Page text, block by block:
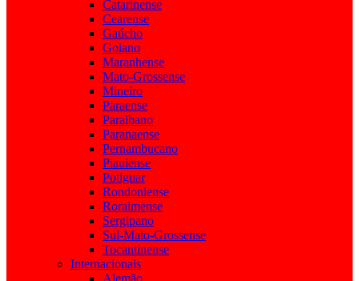
Catarinense
Cearense
Gaúcho
Goiano
Maranhense
Mato-Grossense
Mineiro
Paraense
Paraibano
Paranaense
Pernambucano
Piauiense
Potiguar
Rondoniense
Roraimense
Sergipano
Sul-Mato-Grossense
Tocantinense
Internacionais
Alemão